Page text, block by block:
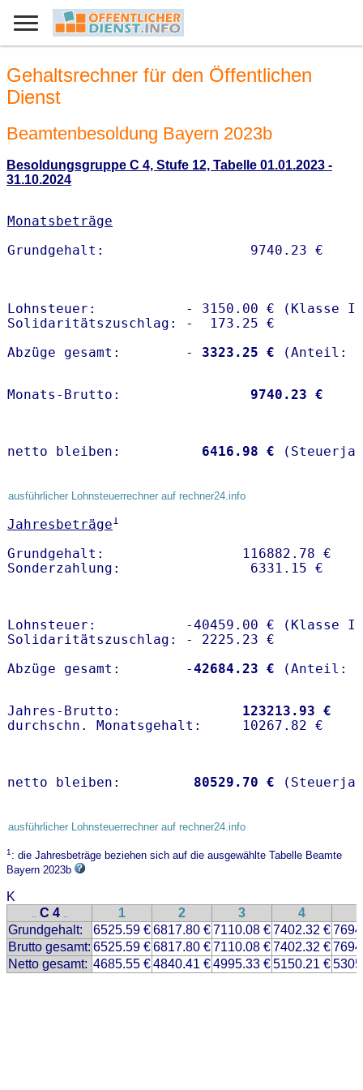
Gehaltsrechner für den Öffentlichen
Dienst
Beamtenbesoldung Bayern 2023b
Besoldungsgruppe C 4, Stufe 12, Tabelle 01.01.2023 -
31.10.2024
Monatsbeträge
Lohnsteuer:           - 3150.00 € (Klasse I)
Solidaritätszuschlag: -  173.25 €
Abzüge gesamt:        -
3323.25 €
Monats-Brutto: 9740.23 €
netto bleiben: 6416.98 €
ausführlicher Lohnsteuerrechner auf rechner24.info
Jahresbeträge1
Grundgehalt:                 116882.78 €
Lohnsteuer:           -40459.00 € (Klasse I)
Solidaritätszuschlag: - 2225.23 €
Abzüge gesamt:        -42684.23 €
Jahres-Brutto: 123213.93 €
netto bleiben: 80529.70 €
ausführlicher Lohnsteuerrechner auf rechner24.info
1: die Jahresbeträge beziehen sich auf die ausgewählte Tabelle Beamte
Bayern 2023b
K
.. C 4 .. 1 2 3 4
Grundgehalt:
6525.59 €6817.80 €7110.08 €7402.32 €
Brutto gesamt: 6525.59 €6817.80 €7110.08 €7402.32 €
Netto gesamt: 4685.55 €4840.41 €4995.33 €5150.21 €